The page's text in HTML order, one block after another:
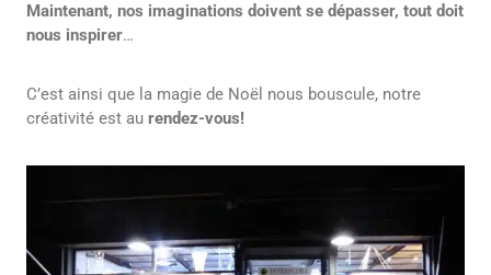
Maintenant, nos imaginations doivent se dépasser, tout doit
nous inspirer…
C’est ainsi que la magie de Noël nous bouscule, notre
créativité est au rendez-vous!